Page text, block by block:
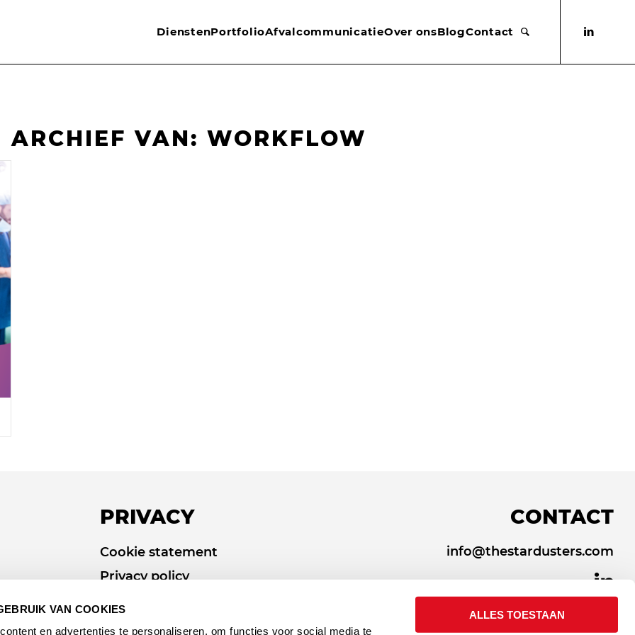
VAN COOKIES
en advertenties te personaliseren, om functies voor social media te
ALLES TOESTAAN
DienstenPortfolioAfvalcommunicatieOver onsBlogContact
ARCHIEF VAN: WORKFLOW
PRIVACY
Cookie statement
Privacy policy
CONTACT
info@thestardusters.com